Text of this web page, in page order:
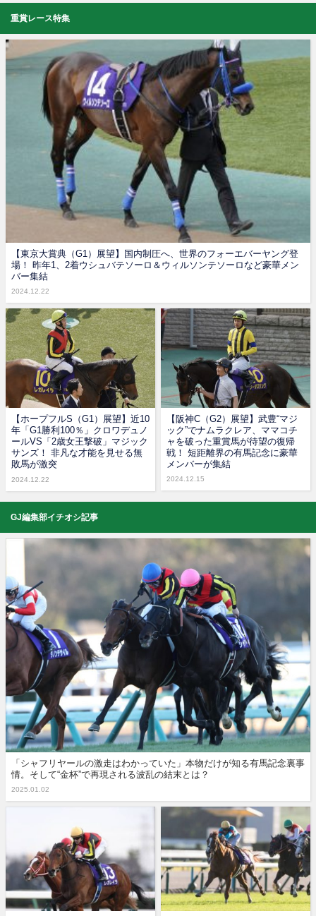
重賞レース特集
【東京大賞典（G1）展望】国内制圧へ、世界のフォーエバーヤング登
場！ 昨年1、2着ウシュバテソーロ＆ウィルソンテソーロなど豪華メン
バー集結
2024.12.22
【ホープフルS（G1）展望】近10
年「G1勝利100％」クロワデュノ
ールVS「2歳女王撃破」マジック
サンズ！ 非凡な才能を見せる無
敗馬が激突
2024.12.22
【阪神C（G2）展望】武豊“マジ
ック”でナムラクレア、ママコチ
ャを破った重賞馬が待望の復帰
戦！ 短距離界の有馬記念に豪華
メンバーが集結
2024.12.15
GJ編集部イチオシ記事
「シャフリヤールの激走はわかっていた」本物だけが知る有馬記念裏事
情。そして“金杯”で再現される波乱の結末とは？
2025.01.02